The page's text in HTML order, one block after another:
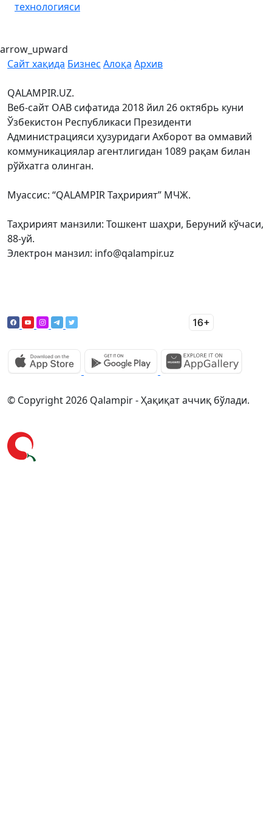
технологияси
arrow_upward
Сайт хақида Бизнес Алоқа Архив
QALAMPIR.UZ.
Веб-сайт ОАВ сифатида 2018 йил 26 октябрь куни
Ўзбекистон Республикаси Президенти
Администрацияси ҳузуридаги Ахборот ва оммавий
коммуникациялар агентлигидан 1089 рақам билан
рўйхатга олинган.
Муассис: “QALAMPIR Таҳририят” МЧЖ.
Таҳририят манзили: Тошкент шаҳри, Беруний кўчаси,
88-уй.
Электрон манзил: info@qalampir.uz
© Copyright 2026 Qalampir - Ҳақиқат аччиқ бўлади.